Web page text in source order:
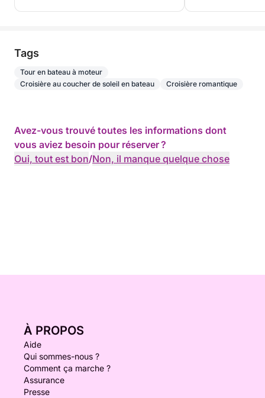
•Les Rotes.
•La Cova Tallada.
•Cap San Antonio.
Tags
Tour en bateau à moteur
Croisière au coucher de soleil en bateau
Croisière romantique
Avez-vous trouvé toutes les informations dont
vous aviez besoin pour réserver ?
Oui, tout est bon/Non, il manque quelque chose
À PROPOS
Aide
Qui sommes-nous ?
Comment ça marche ?
Assurance
Presse